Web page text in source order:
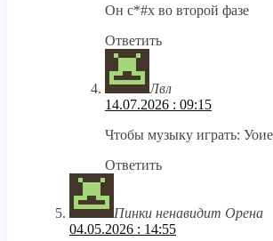
Он с*#х во второй фазе
Ответить
Лвл
14.07.2026 : 09:15
Чтобы музыку играть:
Ответить
Пинки ненавидит Орена
04.05.2026 : 14:55